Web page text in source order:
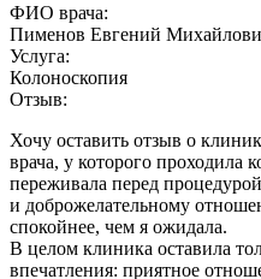
ФИО врача:
Пименов Евгений
Услуга:
Колоноскопия
Отзыв:
Хочу оставить отзыв о
врача, у которого проходила
переживала перед
и доброжелательному
спокойнее, чем я ожидала.
В целом клиника оставила
впечатления: приятное